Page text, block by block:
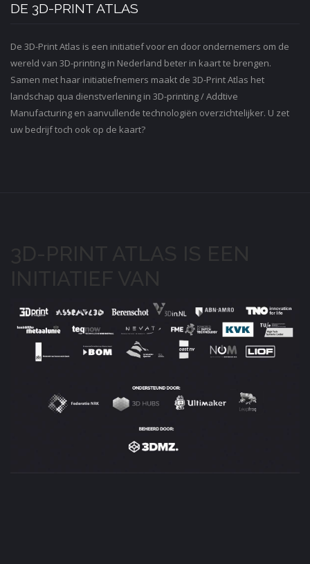
DE 3D-PRINT ATLAS
De 3D-Print Atlas is een initiatief voor en door ondernemers om de
wereld van 3D-printing in Nederland beter in kaart te brengen.
Samen met haar initiatiefnemers maakt de 3D-Print Atlas het
landschap qua dienstverlening in 3D-printing / Addtive
Manufacturing en aanvullende technologiën overzichtelijker. U zet
uw bedrijf toch ook op de kaart?